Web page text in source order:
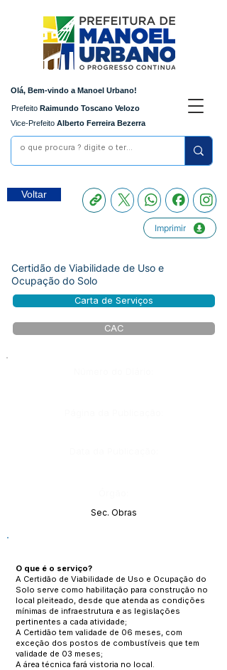
Olá, Bem-vindo a Manoel Urbano!
Prefeito Raimundo Toscano Velozo
Vice-Prefeito Alberto Ferreira Bezerra
Voltar
Imprimir
Certidão de Viabilidade de Uso e
Ocupação do Solo
Carta de Serviços
CAC
Sec. Obras
O que é o serviço?
A Certidão de Viabilidade de Uso e Ocupação do
Solo serve como habilitação para construção no
local pleiteado, desde que atenda as condições
mínimas de infraestrutura e as legislações
pertinentes a cada atividade;
A Certidão tem validade de 06 meses, com
exceção dos postos de combustíveis que tem
validade de 03 meses;
A área técnica fará vistoria no local.